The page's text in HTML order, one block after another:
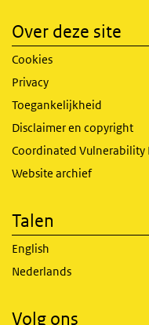
Over deze site
Cookies
Privacy
Toegankelijkheid
Disclaimer en copyright
Coordinated Vulnerability
Website archief
Talen
English
Nederlands
Volg ons